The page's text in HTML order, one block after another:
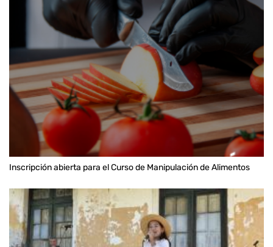
Inscripción abierta para el Curso de Manipulación de Alimentos